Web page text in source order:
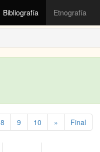
Bibliografía Etnografía
8 9 10 » Final